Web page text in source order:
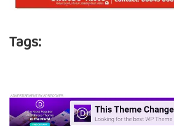
Tags: